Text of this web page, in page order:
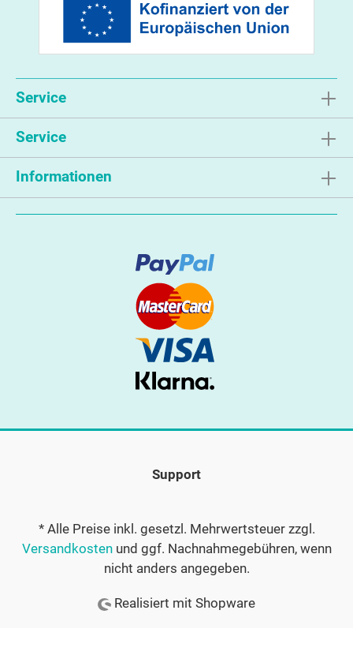
Service
Service
Informationen
Support
* Alle Preise inkl. gesetzl. Mehrwertsteuer zzgl.
Versandkostenund ggf. Nachnahmegebühren, wenn
nicht anders angegeben.
Realisiert mit Shopware